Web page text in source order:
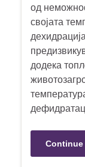
од
својата
додека
Continue